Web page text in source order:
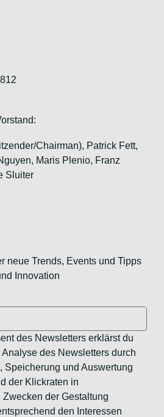
Chairman), Patrick Fett,
Maris Plenio, Franz
Sluiter
neue Trends, Events und Tipps
Innovation
des Newsletters erklärst du
des Newsletters durch
Speicherung und Auswertung
der Klickraten in
der Gestaltung
den Interessen